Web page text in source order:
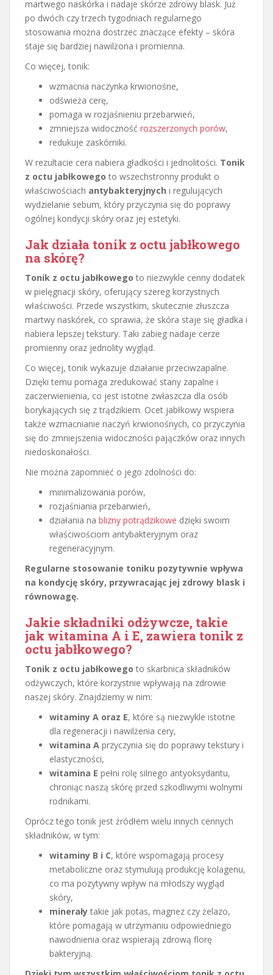
martwego naskórka i nadaje skórze zdrowy blask. Już
po dwóch czy trzech tygodniach regularnego
stosowania można dostrzec znaczące efekty – skóra
staje się bardziej nawilżona i promienna.
Co więcej, tonik:
wzmacnia naczynka krwionośne,
odświeża cerę,
pomaga w rozjaśnieniu przebarwień,
zmniejsza widoczność rozszerzonych porów,
redukuje zaskórniki.
W rezultacie cera nabiera gładkości i jednolitości. Tonik
z octu jabłkowego to wszechstronny produkt o
właściwościach antybakteryjnych i regulujących
wydzielanie sebum, który przyczynia się do poprawy
ogólnej kondycji skóry oraz jej estetyki.
Jak działa tonik z octu jabłkowego
na skórę?
Tonik z octu jabłkowego to niezwykle cenny dodatek
w pielęgnacji skóry, oferujący szereg korzystnych
właściwości. Przede wszystkim, skutecznie złuszcza
martwy naskórek, co sprawia, że skóra staje się gładka i
nabiera lepszej tekstury. Taki zabieg nadaje cerze
promienny oraz jednolity wygląd.
Co więcej, tonik wykazuje działanie przeciwzapalne.
Dzięki temu pomaga zredukować stany zapalne i
zaczerwienienia, co jest istotne zwłaszcza dla osób
borykających się z trądzikiem. Ocet jabłkowy wspiera
także wzmacnianie naczyń krwionośnych, co przyczynia
się do zmniejszenia widoczności pajączków oraz innych
niedoskonałości.
Nie można zapomnieć o jego zdolności do:
minimalizowania porów,
rozjaśniania przebarwień,
działania na blizny potrądzikowe dzięki swoim
właściwościom antybakteryjnym oraz
regeneracyjnym.
Regularne stosowanie toniku pozytywnie wpływa
na kondycję skóry, przywracając jej zdrowy blask i
równowagę.
Jakie składniki odżywcze, takie
jak witamina A i E, zawiera tonik z
octu jabłkowego?
Tonik z octu jabłkowego to skarbnica składników
odżywczych, które korzystnie wpływają na zdrowie
naszej skóry. Znajdziemy w nim:
witaminy A oraz E, które są niezwykle istotne
dla regeneracji i nawilżenia cery,
witamina A przyczynia się do poprawy tekstury i
elastyczności,
witamina E pełni rolę silnego antyoksydantu,
chroniąc naszą skórę przed szkodliwymi wolnymi
rodnikami.
Oprócz tego tonik jest źródłem wielu innych cennych
składników, w tym:
witaminy B i C, które wspomagają procesy
metaboliczne oraz stymulują produkcję kolagenu,
co ma pozytywny wpływ na młodszy wygląd
skóry,
minerały takie jak potas, magnez czy żelazo,
które pomagają w utrzymaniu odpowiedniego
nawodnienia oraz wspierają zdrową florę
bakteryjną.